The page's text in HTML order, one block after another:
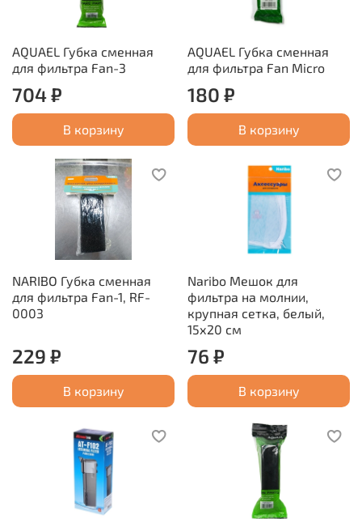
AQUAEL Губка сменная
для фильтра Fan-3
704 ₽
В корзину
AQUAEL Губка сменная
для фильтра Fan Micro
180 ₽
В корзину
NARIBO Губка сменная
для фильтра Fan-1, RF-
0003
229 ₽
В корзину
Naribo Мешок для
фильтра на молнии,
крупная сетка, белый,
15х20 см
76 ₽
В корзину